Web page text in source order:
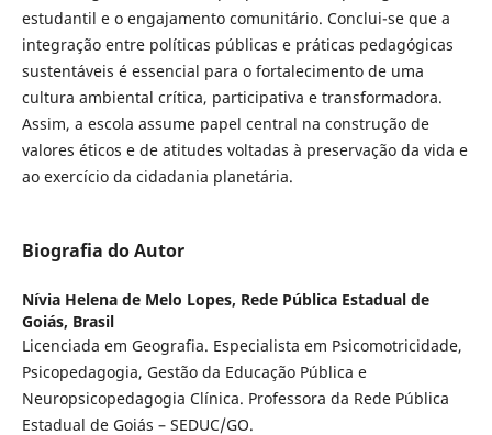
estudantil e o engajamento comunitário. Conclui-se que a
integração entre políticas públicas e práticas pedagógicas
sustentáveis é essencial para o fortalecimento de uma
cultura ambiental crítica, participativa e transformadora.
Assim, a escola assume papel central na construção de
valores éticos e de atitudes voltadas à preservação da vida e
ao exercício da cidadania planetária.
Biografia do Autor
Nívia Helena de Melo Lopes, Rede Pública Estadual de
Goiás, Brasil
Licenciada em Geografia. Especialista em Psicomotricidade,
Psicopedagogia, Gestão da Educação Pública e
Neuropsicopedagogia Clínica. Professora da Rede Pública
Estadual de Goiás – SEDUC/GO.